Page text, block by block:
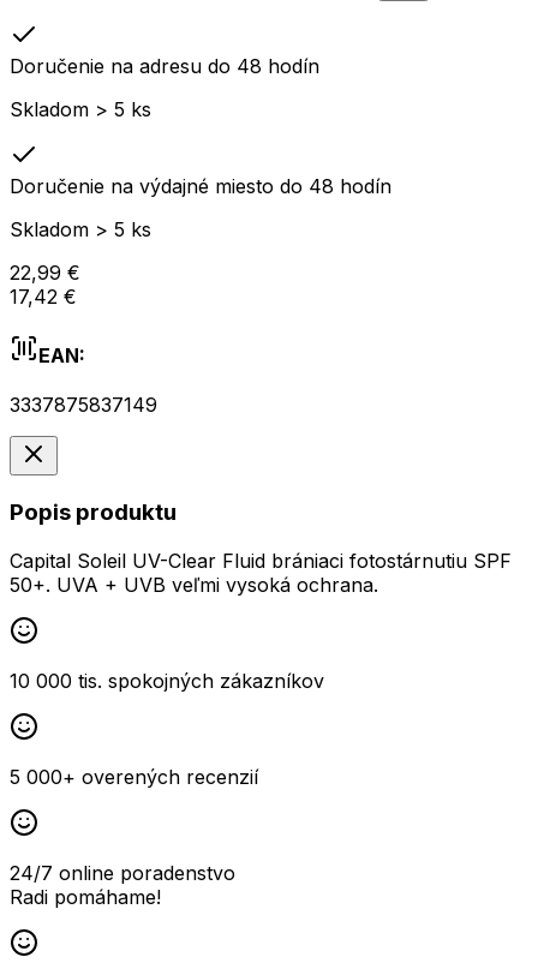
Doručenie na adresu do 48 hodín
Skladom > 5 ks
Doručenie na výdajné miesto do 48 hodín
Skladom > 5 ks
22,99 €
17,42 €
EAN:
3337875837149
Popis produktu
Capital Soleil UV-Clear Fluid brániaci fotostárnutiu SPF
50+. UVA + UVB veľmi vysoká ochrana.
10 000 tis. spokojných zákazníkov
5 000+ overených recenzií
24/7 online poradenstvo
Radi pomáhame!